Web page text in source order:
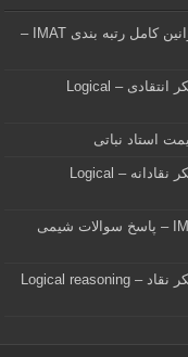
نحوه رتبه بندی داوطلبان در آزمون آیمت ایتالیا؛ قوانین کامل رتبه بندی IMAT –
نمونه سوالات آیمت ایتالیا – استدلال و منطق – تفکر انتقادی – Logical
استاد نباتی
نمونه سوالات آیمت ایتالیا – استدلال و منطق – تفکر نقادانه – Logical
پاسخ سوالات آیمت ۲۰۲۵ ایتالیا – آزمون IMAT 2025 – پاسخ سوالات شیمی
نمونه سوالات آیمت ایتالیا – استدلال و منطق – تفکر نقاد – Logical reasoning